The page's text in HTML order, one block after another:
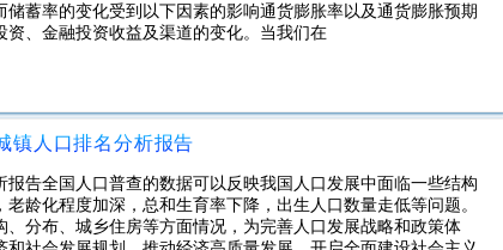
蓄率的变化受到以下因素的影响通货膨胀率以及通货膨胀预期
、金融投资收益及渠道的变化。当我们在
镇人口排名分析报告
报告全国人口普查的数据可以反映我国人口发展中面临一些结构
龄化程度加深，总和生育率下降，出生人口数量走低等问题。
分布、城乡住房等方面情况，为完善人口发展战略和政策体